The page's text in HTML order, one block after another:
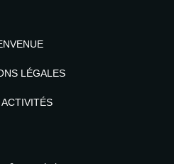
LÉGALES
ACTIVITÉS